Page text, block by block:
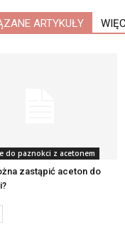
ARTYKUŁY
do paznokci z acetonem
zastąpić aceton do